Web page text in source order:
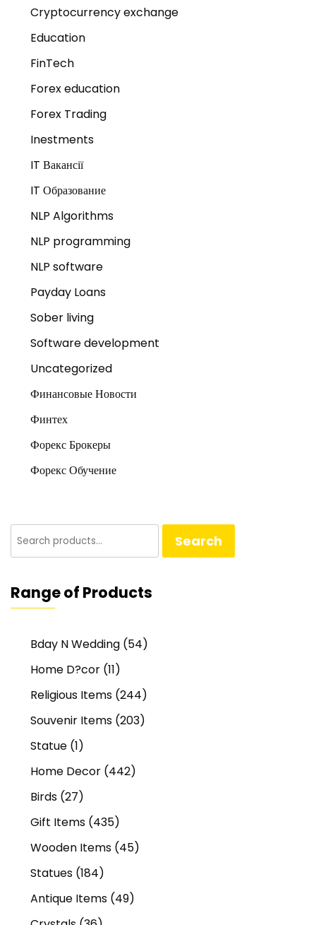
Cryptocurrency exchange
Education
FinTech
Forex education
Forex Trading
Inestments
IT Вакансії
IT Образование
NLP Algorithms
NLP programming
NLP software
Payday Loans
Sober living
Software development
Uncategorized
Финансовые Новости
Финтех
Форекс Брокеры
Форекс Обучение
Search
for:
Search
Range of Products
Bday N Wedding (54)
Home D?cor (11)
Religious Items (244)
Souvenir Items (203)
Statue (1)
Home Decor (442)
Birds (27)
Gift Items (435)
Wooden Items (45)
Statues (184)
Antique Items (49)